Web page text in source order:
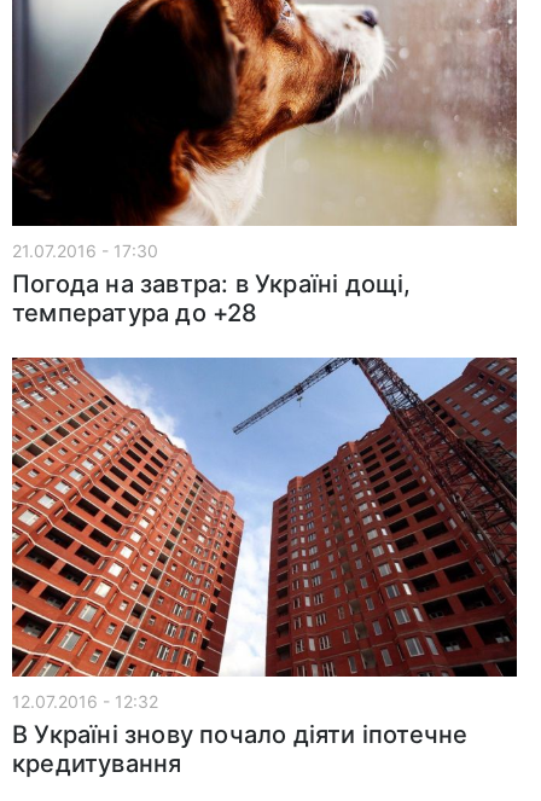
21.07.2016 - 17:30
Погода на завтра: в Україні дощі,
температура до +28
12.07.2016 - 12:32
В Україні знову почало діяти іпотечне
кредитування